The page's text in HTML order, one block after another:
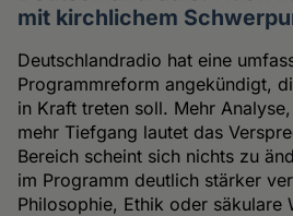
mit kirchlichem
Deutschlandradio hat eine
Programmreform angekündigt,
in Kraft treten soll. Mehr
mehr Tiefgang lautet das
Bereich scheint sich nichts zu
im Programm deutlich stärker
Philosophie, Ethik oder säkulare